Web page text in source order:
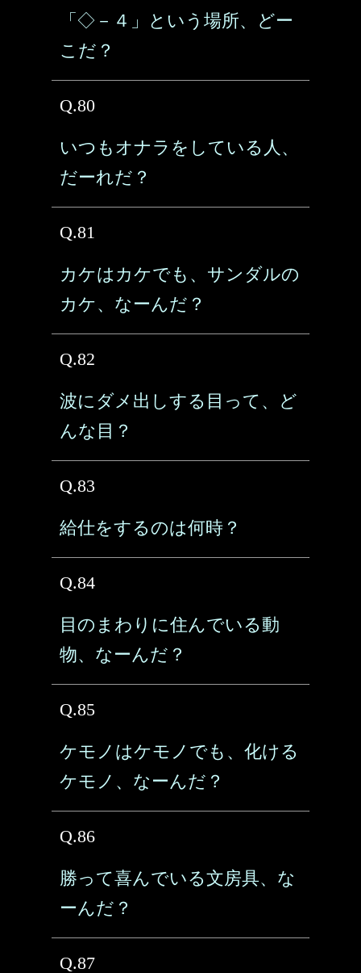
「◇－４」という場所、どー
こだ？
Q.80
いつもオナラをしている人、
だーれだ？
Q.81
カケはカケでも、サンダルの
カケ、なーんだ？
Q.82
波にダメ出しする目って、ど
んな目？
Q.83
給仕をするのは何時？
Q.84
目のまわりに住んでいる動
物、なーんだ？
Q.85
ケモノはケモノでも、化ける
ケモノ、なーんだ？
Q.86
勝って喜んでいる文房具、な
ーんだ？
Q.87